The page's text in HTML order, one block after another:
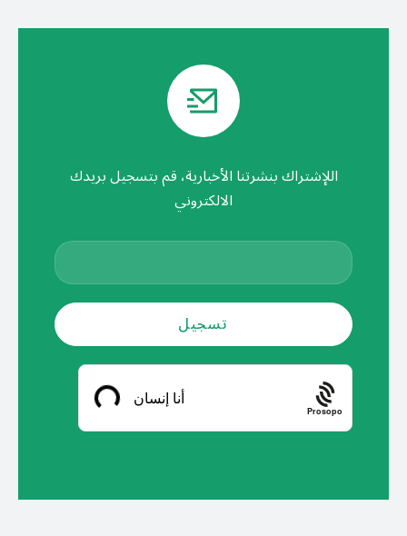
اللإشتراك بنشرتنا الأخبارية، قم بتسجيل بريدك
الالكتروني
Prosopo